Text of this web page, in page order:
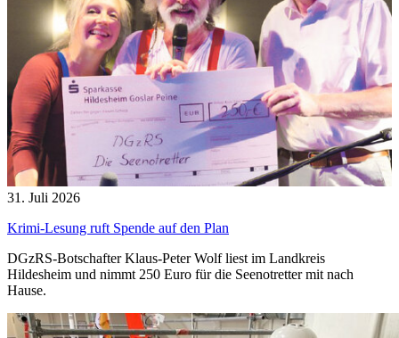
31. Juli 2026
Krimi-Lesung ruft Spende auf den Plan
DGzRS-Botschafter Klaus-Peter Wolf liest im Landkreis
Hildesheim und nimmt 250 Euro für die Seenotretter mit nach
Hause.